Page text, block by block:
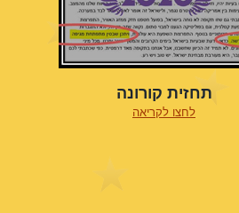
תחזית קורונה
לחצו לקריאה